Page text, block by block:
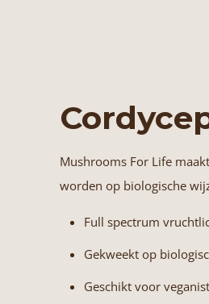
Mushrooms For Life
worden op biologische
Full spectrum
Gekweekt op
Geschikt voor